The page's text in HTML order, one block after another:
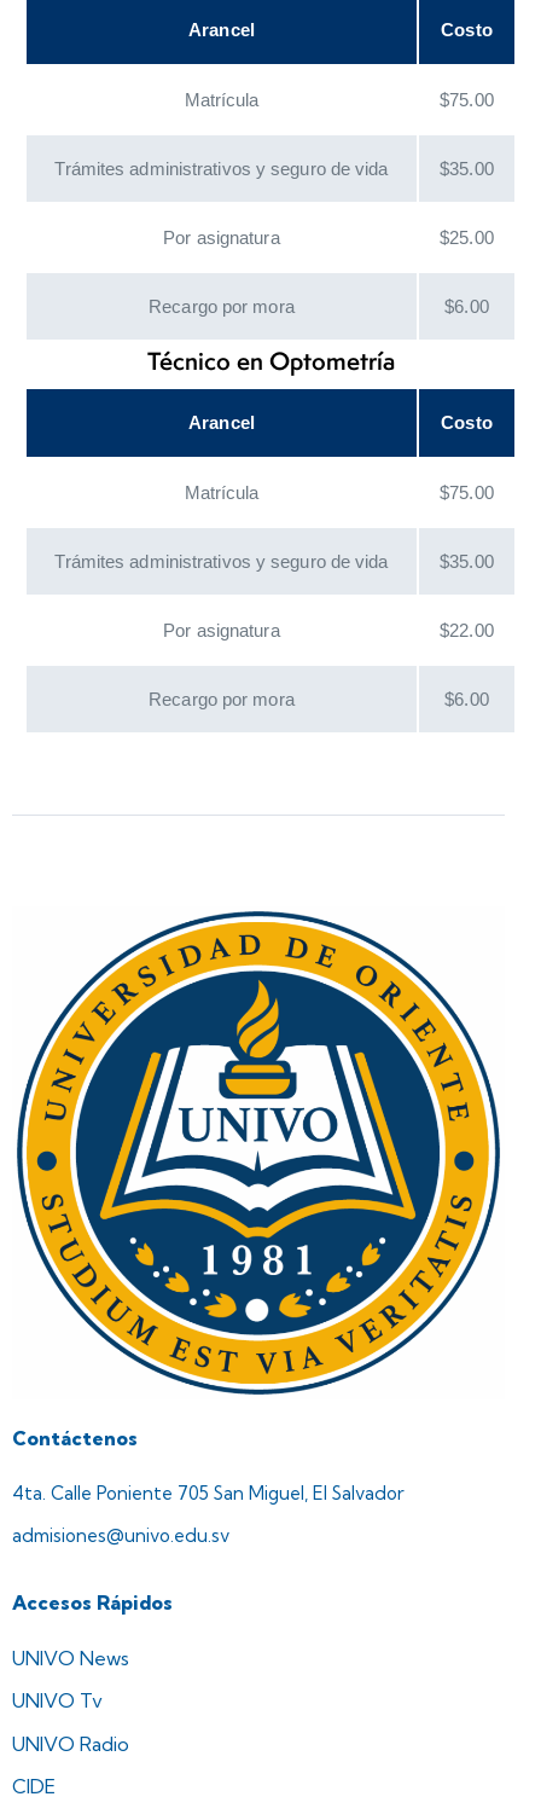
Arancel Costo
Matrícula $75.00
Trámites administrativos y seguro de vida $35.00
Por asignatura $25.00
Recargo por mora $6.00
Técnico en Optometría
Arancel Costo
Matrícula $75.00
Trámites administrativos y seguro de vida $35.00
Por asignatura $22.00
Recargo por mora $6.00
Contáctenos
4ta. Calle Poniente 705 San Miguel, El Salvador
admisiones@univo.edu.sv
Accesos Rápidos
UNIVO News
UNIVO Tv
UNIVO Radio
CIDE